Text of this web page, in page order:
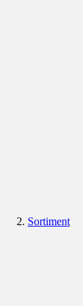
Sortiment